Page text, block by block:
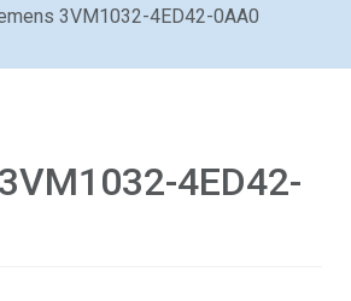
3VM1032-4ED42-0AA0
4ED42-